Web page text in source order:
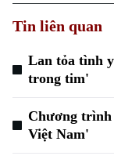
Tin liên quan
Lan tỏa tình
trong tim'
Chương trình
Việt Nam'